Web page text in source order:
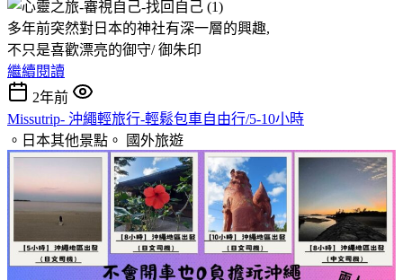
多年前突然對日本的神社有深一層的興趣,
不只是喜歡漂亮的御守/ 御朱印
繼續閱讀
2年前
Missutrip- 沖繩輕旅行-輕鬆包車自由行/5-10小時
。日本其他景點。
國外旅遊